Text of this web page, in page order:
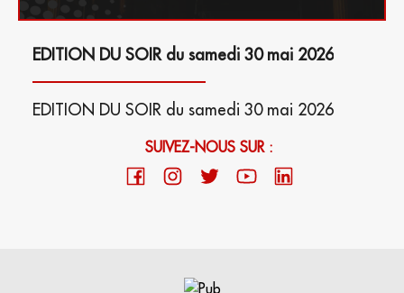
EDITION DU SOIR du samedi 30 mai 2026
EDITION DU SOIR du samedi 30 mai 2026
SUIVEZ-NOUS SUR :